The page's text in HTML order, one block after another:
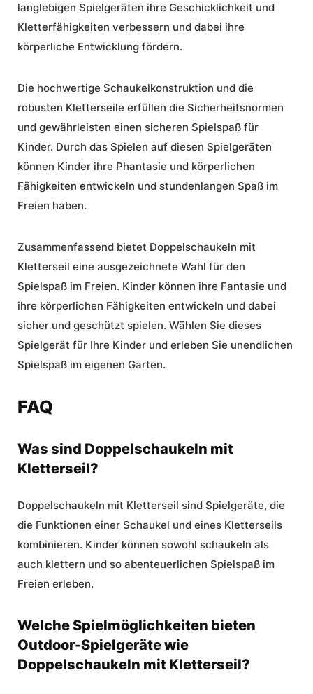
langlebigen Spielgeräten ihre Geschicklichkeit und
Kletterfähigkeiten verbessern und dabei ihre
körperliche Entwicklung fördern.
Die hochwertige Schaukelkonstruktion und die
robusten Kletterseile erfüllen die Sicherheitsnormen
und gewährleisten einen sicheren Spielspaß für
Kinder. Durch das Spielen auf diesen Spielgeräten
können Kinder ihre Phantasie und körperlichen
Fähigkeiten entwickeln und stundenlangen Spaß im
Freien haben.
Zusammenfassend bietet Doppelschaukeln mit
Kletterseil eine ausgezeichnete Wahl für den
Spielspaß im Freien. Kinder können ihre Fantasie und
ihre körperlichen Fähigkeiten entwickeln und dabei
sicher und geschützt spielen. Wählen Sie dieses
Spielgerät für Ihre Kinder und erleben Sie unendlichen
Spielspaß im eigenen Garten.
FAQ
Was sind Doppelschaukeln mit
Kletterseil?
Doppelschaukeln mit Kletterseil sind Spielgeräte, die
die Funktionen einer Schaukel und eines Kletterseils
kombinieren. Kinder können sowohl schaukeln als
auch klettern und so abenteuerlichen Spielspaß im
Freien erleben.
Welche Spielmöglichkeiten bieten
Outdoor-Spielgeräte wie
Doppelschaukeln mit Kletterseil?